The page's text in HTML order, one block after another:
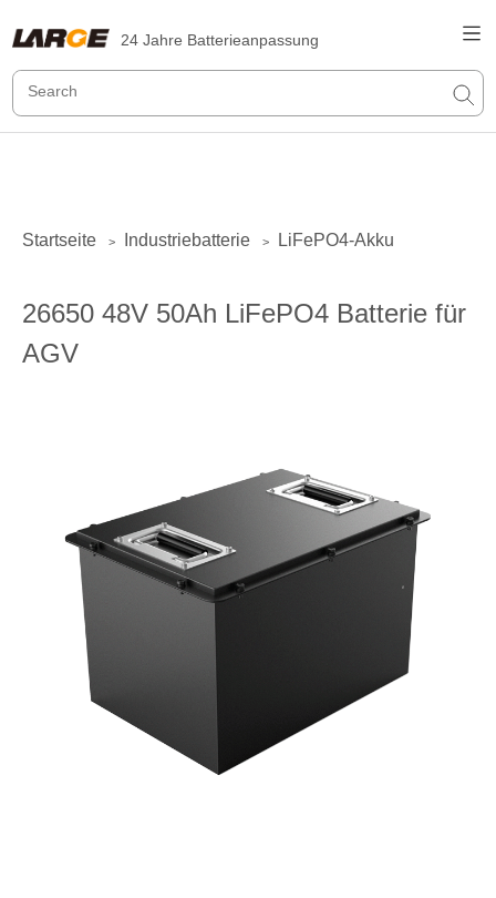
24 Jahre Batterieanpassung
Startseite > Industriebatterie > LiFePO4-Akku
26650 48V 50Ah LiFePO4 Batterie für
AGV